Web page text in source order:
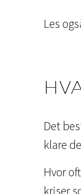
Les
Det
klare
Hvor